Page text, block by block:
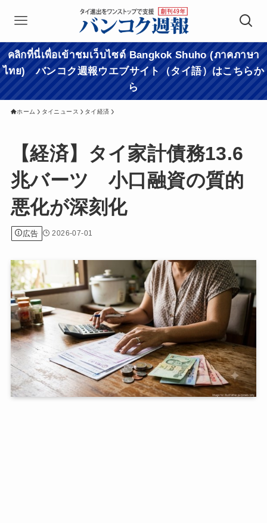
คลิกที่นี่เพื่อเข้าชมเว็บไซต์ Bangkok Shuho (ภาคภาษา
ไทย) バンコク週報ウエブサイト（タイ語）はこちらか
ら
ホーム タイニュース タイ経済
【経済】タイ家計債務13.6
兆バーツ 小口融資の質的
悪化が深刻化
広告 2026-07-01